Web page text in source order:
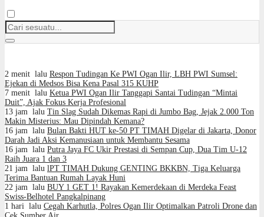
2 menit lalu Respon Tudingan Ke PWI Ogan Ilir, LBH PWI Sumsel:
Ejekan di Medsos Bisa Kena Pasal 315 KUHP
7 menit lalu Ketua PWI Ogan Ilir Tanggapi Santai Tudingan “Mintai
Duit”, Ajak Fokus Kerja Profesional
13 jam lalu Tin Slag Sudah Dikemas Rapi di Jumbo Bag, Jejak 2.000 Ton
Makin Misterius: Mau Dipindah Kemana?
16 jam lalu Bulan Bakti HUT ke-50 PT TIMAH Digelar di Jakarta, Donor
Darah Jadi Aksi Kemanusiaan untuk Membantu Sesama
16 jam lalu Putra Jaya FC Ukir Prestasi di Sempan Cup, Dua Tim U-12
Raih Juara 1 dan 3
21 jam lalu lPT TIMAH Dukung GENTING BKKBN, Tiga Keluarga
Terima Bantuan Rumah Layak Huni
22 jam lalu BUY 1 GET 1! Rayakan Kemerdekaan di Merdeka Feast
Swiss-Belhotel Pangkalpinang
1 hari lalu Cegah Karhutla, Polres Ogan Ilir Optimalkan Patroli Drone dan